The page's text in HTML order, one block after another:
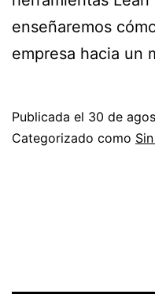
enseñaremos
empresa hacia un
Publicada el 30 de
Categorizado como